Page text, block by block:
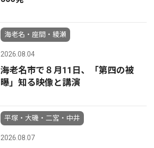
海老名・座間・綾瀬
2026.08.04
海老名市で８月11日、「第四の被
曝」知る映像と講演
平塚・大磯・二宮・中井
2026.08.07